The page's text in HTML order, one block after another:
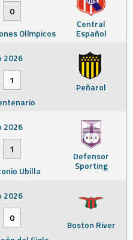
Central
Español
0
Olímpicos
Peñarol
2026
1
Defensor
Sporting
2026
1
Ubilla
Boston River
2026
0